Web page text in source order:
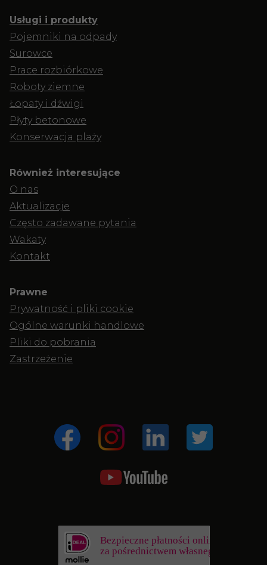
Usługi i produkty
Pojemniki na odpady
Surowce
Prace rozbiórkowe
Roboty ziemne
Łopaty i dźwigi
Płyty betonowe
Konserwacja plaży
Również interesujące
O nas
Aktualizacje
Często zadawane pytania
Wakaty
Kontakt
Prawne
Prywatność i pliki cookie
Ogólne warunki handlowe
Pliki do pobrania
Zastrzeżenie
Bezpieczne płatności online
za pośrednictwem własnego banku